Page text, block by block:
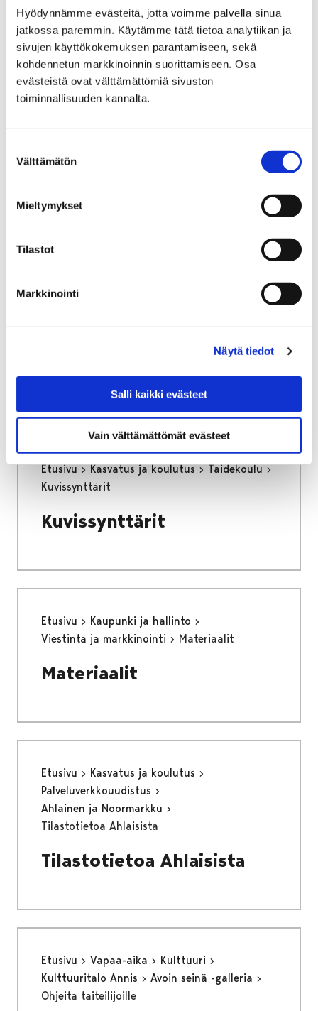
Hyödynnämme evästeitä, jotta voimme palvella sinua
jatkossa paremmin. Käytämme tätä tietoa analytiikan ja
sivujen käyttökokemuksen parantamiseen, sekä
kohdennetun markkinoinnin suorittamiseen. Osa
evästeistä ovat välttämättömiä sivuston
toiminnallisuuden kannalta.
valinta
Välttämätön
Mieltymykset
Tilastot
Markkinointi
Näytä tiedot
Salli kaikki evästeet
Vain välttämättömät evästeet
Etusivu Kaupunki ja hallinto
Ota yhteyttä
Myytävät kiinteistöt ja tilavuokraus
Kiinteistö Oy Domus Arctopolis
Luvianpuistokatu 1
Luvianpuistokatu 1
Hankkeet ja verkostot
luomisessa kuntien palveluissa
METKU - Merkityksellinen
Etusivu Kasvatus ja koulutus
Taidekoulu
Kuvissynttärit
Kuvissynttärit
Etusivu
Kaupunki ja hallinto
Viestintä ja markkinointi
Materiaalit
Materiaalit
Etusivu
Kasvatus ja koulutus
Palveluverkkouudistus
Ahlainen ja Noormarkku
Tilastotietoa Ahlaisista
Tilastotietoa Ahlaisista
Etusivu Vapaa-aika
Kulttuuri
Kulttuuritalo Annis
Avoin seinä -galleria
Ohjeita taiteilijoille